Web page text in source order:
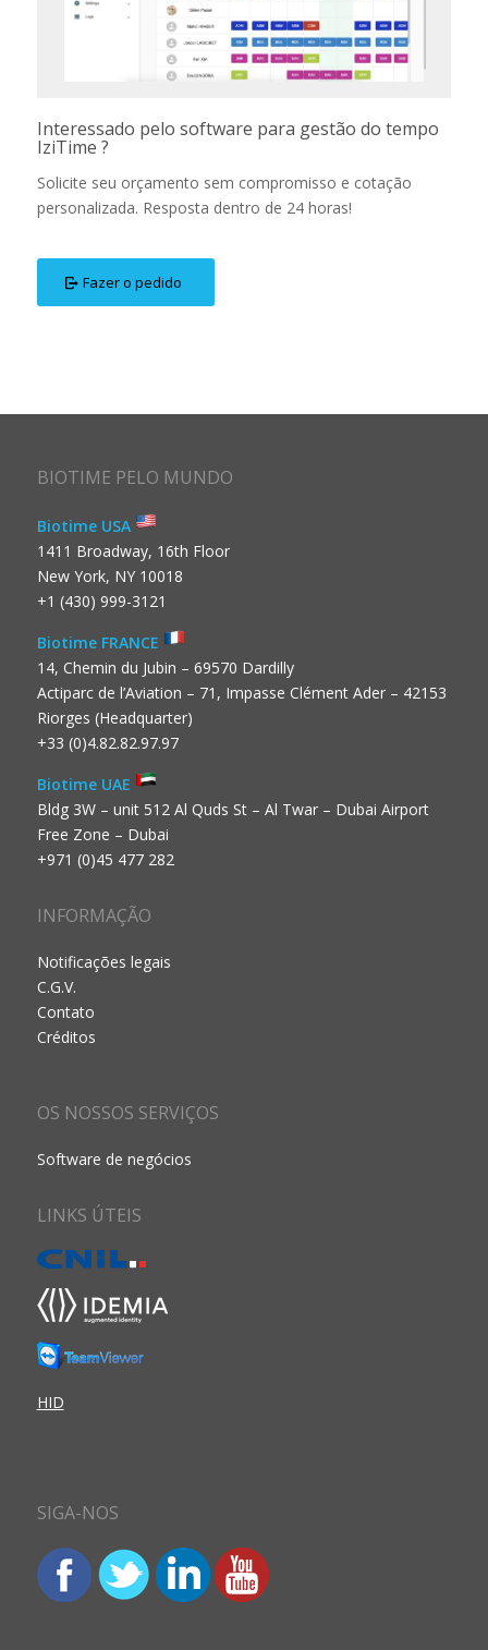
Interessado pelo software para gestão do tempo
IziTime ?
Solicite seu orçamento sem compromisso e cotação
personalizada. Resposta dentro de 24 horas!
Fazer o pedido
BIOTIME PELO MUNDO
Biotime USA
1411 Broadway, 16th Floor
New York, NY 10018
+1 (430) 999-3121
Biotime FRANCE
14, Chemin du Jubin – 69570 Dardilly
Actiparc de l’Aviation – 71, Impasse Clément Ader – 42153
Riorges (Headquarter)
+33 (0)4.82.82.97.97
Biotime UAE
Bldg 3W – unit 512 Al Quds St – Al Twar – Dubai Airport
Free Zone – Dubai
+971 (0)45 477 282
INFORMAÇÃO
Notificações legais
C.G.V.
Contato
Créditos
OS NOSSOS SERVIÇOS
Software de negócios
LINKS ÚTEIS
HID
SIGA-NOS